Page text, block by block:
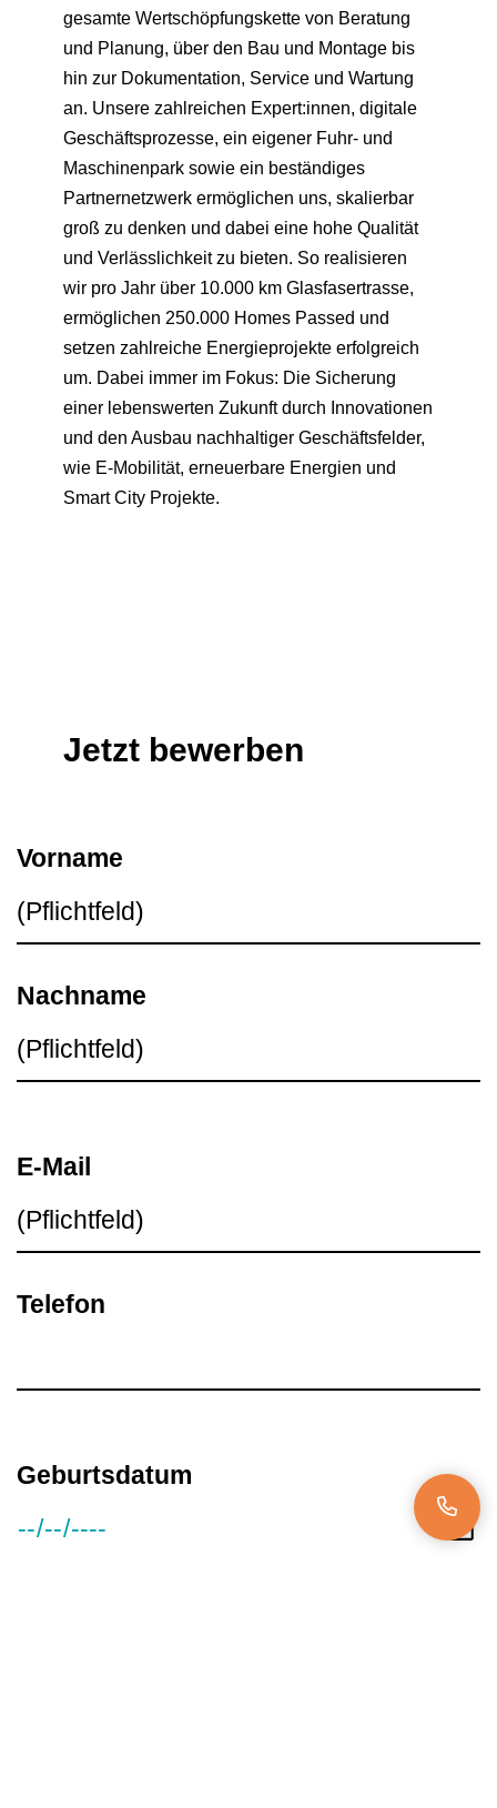
gesamte Wertschöpfungskette von Beratung
und Planung, über den Bau und Montage bis
hin zur Dokumentation, Service und Wartung
an. Unsere zahlreichen Expert:innen, digitale
Geschäftsprozesse, ein eigener Fuhr- und
Maschinenpark sowie ein beständiges
Partnernetzwerk ermöglichen uns, skalierbar
groß zu denken und dabei eine hohe Qualität
und Verlässlichkeit zu bieten. So realisieren
wir pro Jahr über 10.000 km Glasfasertrasse,
ermöglichen 250.000 Homes Passed und
setzen zahlreiche Energieprojekte erfolgreich
um. Dabei immer im Fokus: Die Sicherung
einer lebenswerten Zukunft durch Innovationen
und den Ausbau nachhaltiger Geschäftsfelder,
wie E-Mobilität, erneuerbare Energien und
Smart City Projekte.
Jetzt bewerben
Vorname
Nachname
E-Mail
Telefon
Geburtsdatum